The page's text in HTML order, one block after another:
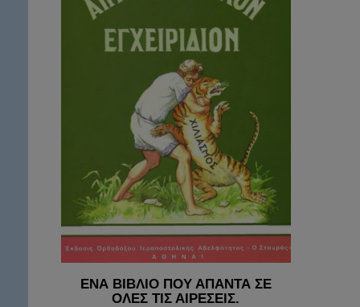
ΕΝΑ ΒΙΒΛΙΟ ΠΟΥ ΑΠΑΝΤΑ ΣΕ
ΟΛΕΣ ΤΙΣ ΑΙΡΕΣΕΙΣ.